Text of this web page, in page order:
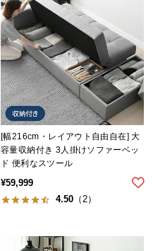
[幅216cm・レイアウト自由自在] 大
容量収納付き 3人掛けソファーベッ
ド 便利なスツール
¥59,999
4.50 （2）